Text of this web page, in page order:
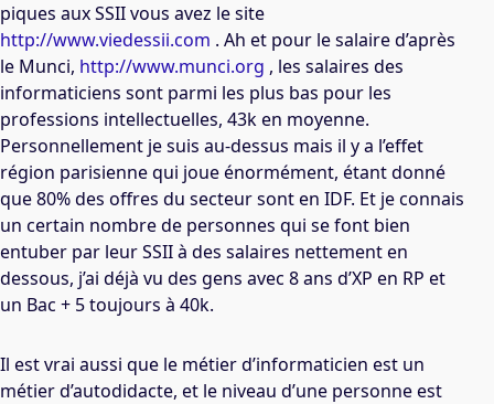
piques aux SSII vous avez le site
http://www.viedessii.com . Ah et pour le salaire d’après
le Munci, http://www.munci.org , les salaires des
informaticiens sont parmi les plus bas pour les
professions intellectuelles, 43k en moyenne.
Personnellement je suis au-dessus mais il y a l’effet
région parisienne qui joue énormément, étant donné
que 80% des offres du secteur sont en IDF. Et je connais
un certain nombre de personnes qui se font bien
entuber par leur SSII à des salaires nettement en
dessous, j’ai déjà vu des gens avec 8 ans d’XP en RP et
un Bac + 5 toujours à 40k.
Il est vrai aussi que le métier d’informaticien est un
métier d’autodidacte, et le niveau d’une personne est